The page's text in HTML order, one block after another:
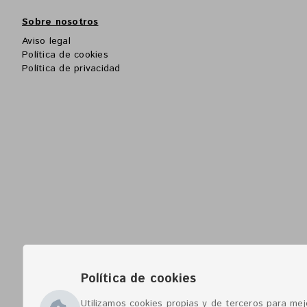
Sobre nosotros
Aviso legal
Política de cookies
Política de privacidad
Política de cookies
Utilizamos cookies propias y de terceros para